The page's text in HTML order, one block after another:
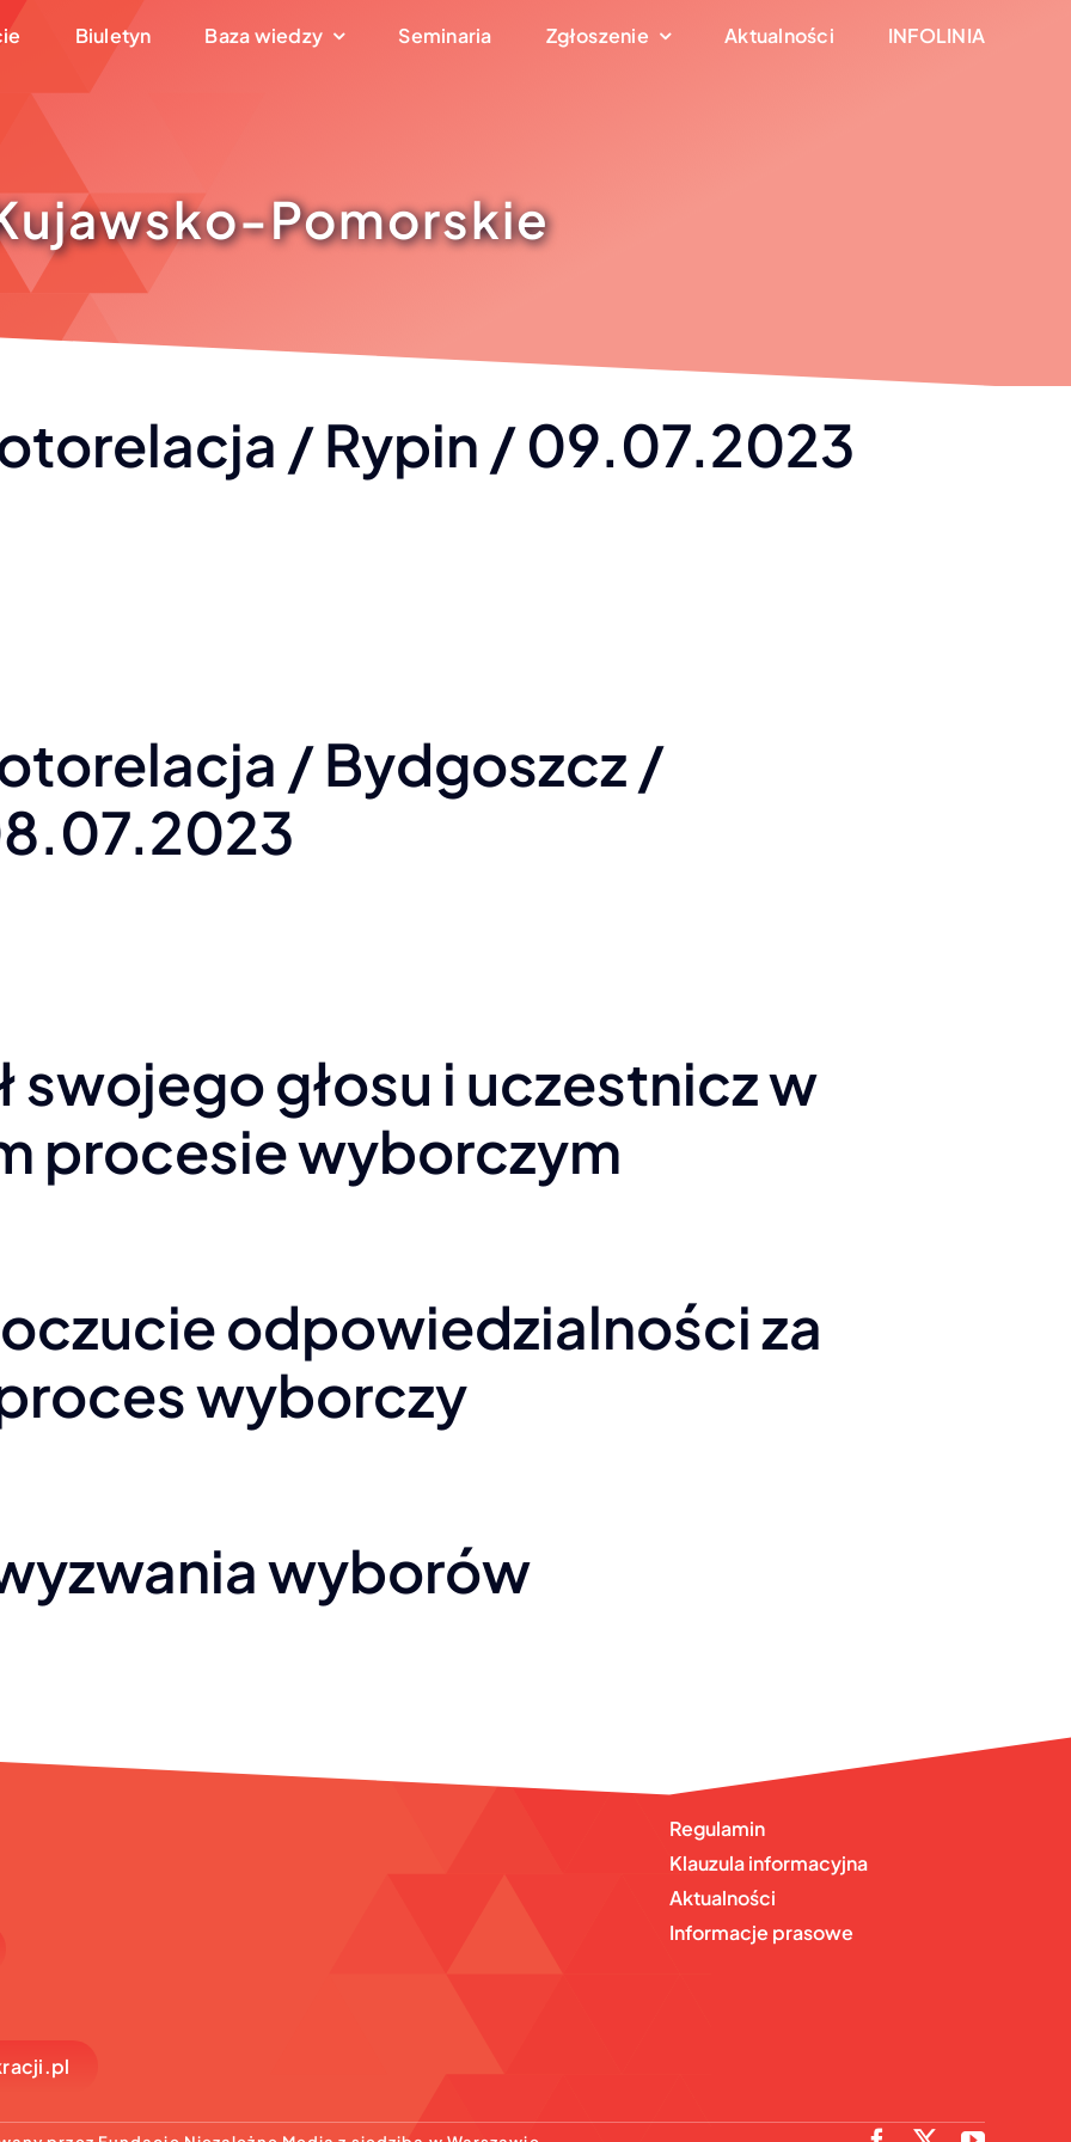
Biuletyn Baza wiedzy Seminaria Zgłoszenie Aktualności INFOLINIA
Pomorskie
/ Rypin / 09.07.2023
/ Bydgoszcz /
głosu i uczestnicz w
procesie wyborczym
odpowiedzialności za
wyborczy
wyborów
Regulamin
Klauzula informacyjna
Aktualności
Informacje prasowe